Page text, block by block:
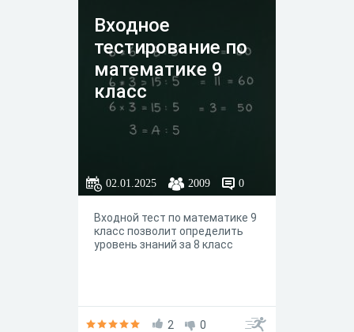
Входное
тестирование по
математике 9
класс
02.01.2025 2009 0
Входной тест по математике 9
класс позволит определить
уровень знаний за 8 класс
2 0